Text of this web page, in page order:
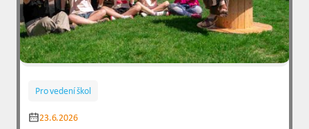
Pro vedení škol
23.6.2026